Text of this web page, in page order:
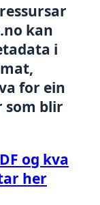
kan
i
for ein
som blir
og kva
her